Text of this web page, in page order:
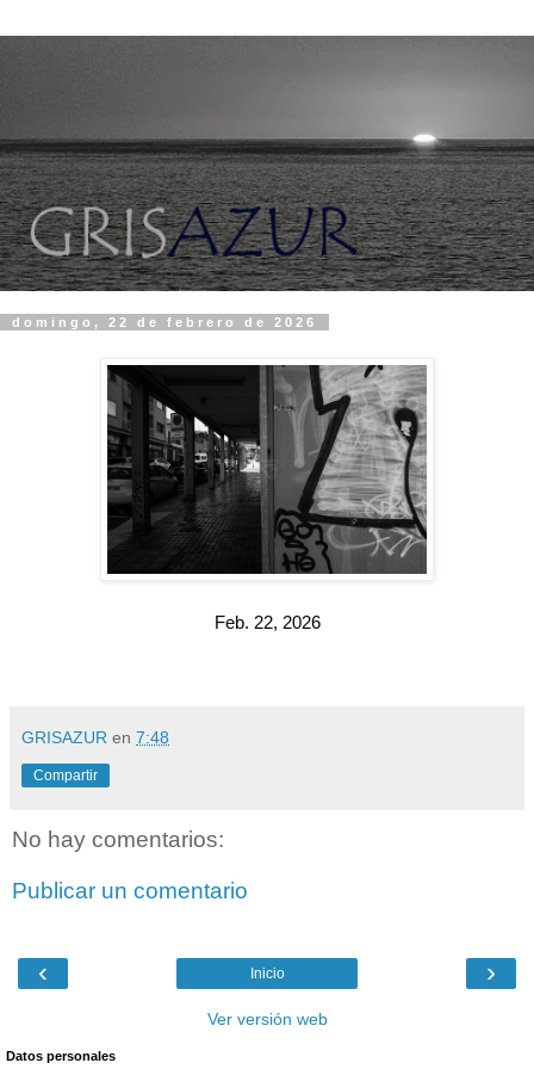
domingo, 22 de febrero de 2026
Feb. 22, 2026
GRISAZUR en 7:48
Compartir
No hay comentarios:
Publicar un comentario
‹ ›
Inicio
Ver versión web
Datos personales